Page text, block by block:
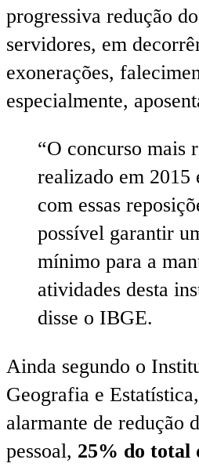
progressiva redução
servidores, em
exonerações,
especialmente,
“O concurso mais
realizado em 2015
com essas
possível garantir
mínimo para a
atividades desta
disse o IBGE.
Ainda segundo o
Geografia e
alarmante de redução
pessoal, 25% do total